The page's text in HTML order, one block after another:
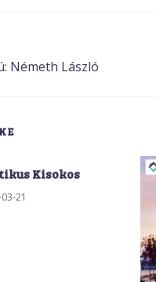
Németh László
Kisokos
21